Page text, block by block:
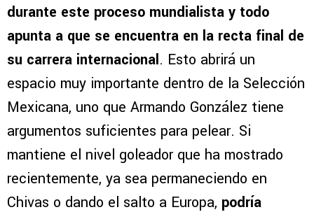
durante este proceso mundialista y todo
apunta a que se encuentra en la recta final de
su carrera internacional. Esto abrirá un
espacio muy importante dentro de la Selección
Mexicana, uno que Armando González tiene
argumentos suficientes para pelear. Si
mantiene el nivel goleador que ha mostrado
recientemente, ya sea permaneciendo en
Chivas o dando el salto a Europa, podría